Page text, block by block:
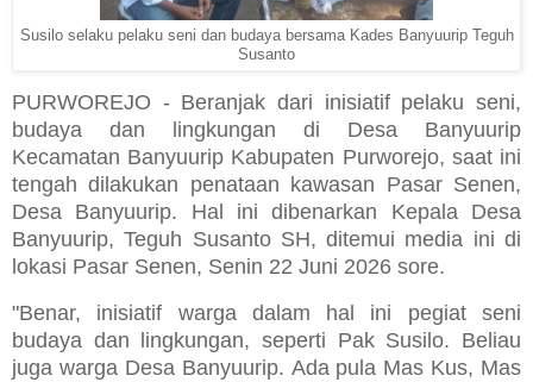
Susilo selaku pelaku seni dan budaya bersama Kades Banyuurip Teguh
Susanto
PURWOREJO - Beranjak dari inisiatif pelaku seni,
budaya dan lingkungan di Desa Banyuurip
Kecamatan Banyuurip Kabupaten Purworejo, saat ini
tengah dilakukan penataan kawasan Pasar Senen,
Desa Banyuurip. Hal ini dibenarkan Kepala Desa
Banyuurip, Teguh Susanto SH, ditemui media ini di
lokasi Pasar Senen, Senin 22 Juni 2026 sore.
"Benar, inisiatif warga dalam hal ini pegiat seni
budaya dan lingkungan, seperti Pak Susilo. Beliau
juga warga Desa Banyuurip. Ada pula Mas Kus, Mas